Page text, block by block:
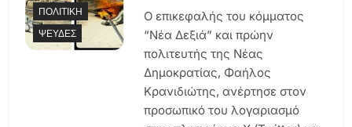
ΠΟΛΙΤΙΚΉ
ΨΕΥΔΈΣ
Ο επικεφαλής του κόμματος
“Νέα Δεξιά” και πρώην
πολιτευτής της Νέας
Δημοκρατίας, Φαήλος
Κρανιδιώτης, ανέρτησε στον
προσωπικό του λογαριασμό